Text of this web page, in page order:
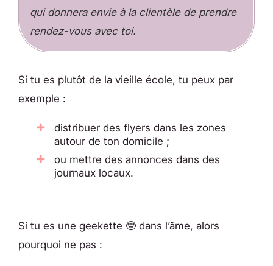
qui donnera envie à la clientèle de prendre
rendez-vous avec toi.
Si tu es plutôt de la vieille école, tu peux par
exemple :
distribuer des flyers dans les zones
autour de ton domicile ;
ou mettre des annonces dans des
journaux locaux.
Si tu es une geekette 🤓 dans l’âme, alors
pourquoi ne pas :